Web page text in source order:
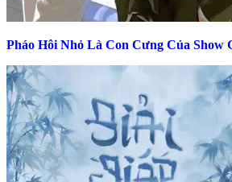
Pháo Hôi Nhỏ Là Con Cưng Của Show